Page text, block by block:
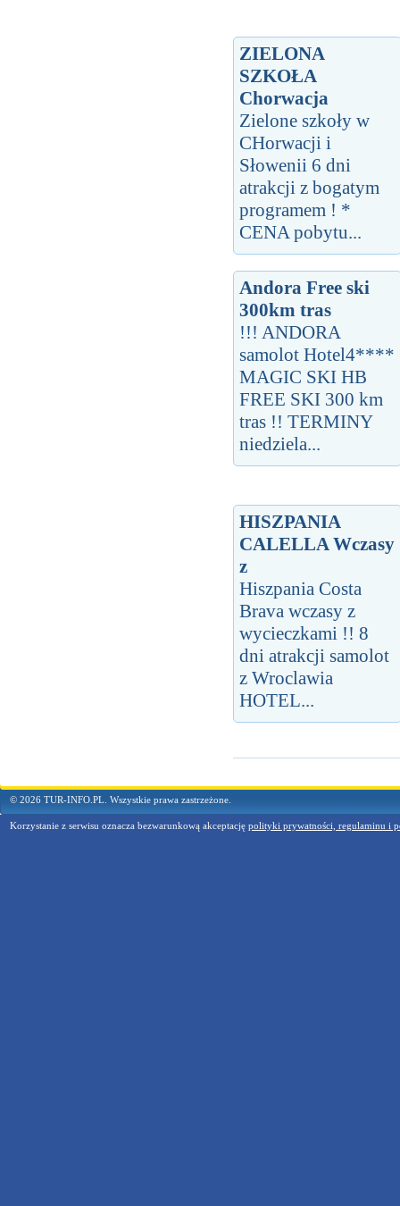
ZIELONA
SZKOŁA
Chorwacja
Zielone szkoły w
CHorwacji i
Słowenii 6 dni
atrakcji z bogatym
programem ! *
CENA pobytu...
Andora Free ski
300km tras
!!! ANDORA
samolot Hotel4****
MAGIC SKI HB
FREE SKI 300 km
tras !! TERMINY
niedziela...
HISZPANIA
CALELLA Wczasy
z
Hiszpania Costa
Brava wczasy z
wycieczkami !! 8
dni atrakcji samolot
z Wroclawia
HOTEL...
© 2026 TUR-INFO.PL. Wszystkie prawa zastrzeżone.
Korzystanie z serwisu oznacza bezwarunkową akceptację polityki prywatności, regulaminu i